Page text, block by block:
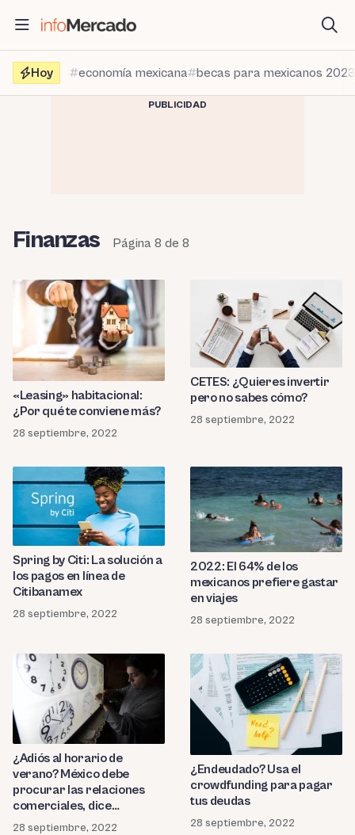
contenido
Hoy
economía mexicana becas para mexicanos 2023
PUBLICIDAD
Finanzas Página 8 de 8
«Leasing» habitacional:
¿Por qué te conviene más?
28 septiembre, 2022
CETES: ¿Quieres invertir
pero no sabes cómo?
28 septiembre, 2022
Spring by Citi: La solución a
los pagos en línea de
Citibanamex
28 septiembre, 2022
2022: El 64% de los
mexicanos prefiere gastar
en viajes
28 septiembre, 2022
¿Adiós al horario de
verano? México debe
procurar las relaciones
comerciales, dice
Coparmex.
28 septiembre, 2022
¿Endeudado? Usa el
crowdfunding para pagar
tus deudas
28 septiembre, 2022